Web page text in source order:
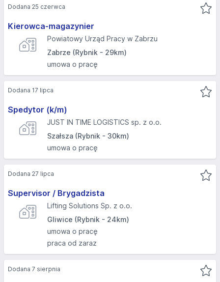
Kierowca-magazynier
Powiatowy Urząd Pracy w Zabrzu
Zabrze (Rybnik - 29km)
umowa o pracę
Dodana 25 czerwca
Spedytor (k/m)
JUST IN TIME LOGISTICS sp. z o.o.
Szałsza (Rybnik - 30km)
umowa o pracę
Dodana 17 lipca
Supervisor / Brygadzista
Lifting Solutions Sp. z o.o.
Gliwice (Rybnik - 24km)
umowa o pracę
praca od zaraz
Dodana 27 lipca
Dodana 7 sierpnia